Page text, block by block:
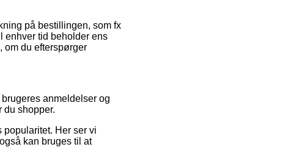
på bestillingen, som fx
enhver tid beholder ens
om du efterspørger
anmeldelser og
du shopper.
Her ser vi
kan bruges til at